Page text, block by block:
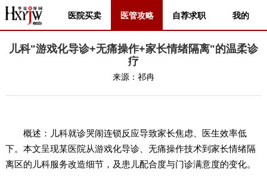
医院买卖 医管攻略 自荐求职 我的
儿科"游戏化导诊+无痛操作+家长情绪隔离"的温柔诊
疗
来源： 祁冉
概述：儿科就诊哭闹连锁反应导致家长焦虑、医生效率低
下。本文呈现某医院从游戏化导诊、无痛操作技术到家长情绪隔
离区的儿科服务改造细节，及患儿配合度与门诊满意度的变化。